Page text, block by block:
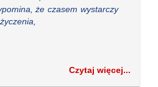
że czasem wystarczy
życzenia,
Czytaj więcej...